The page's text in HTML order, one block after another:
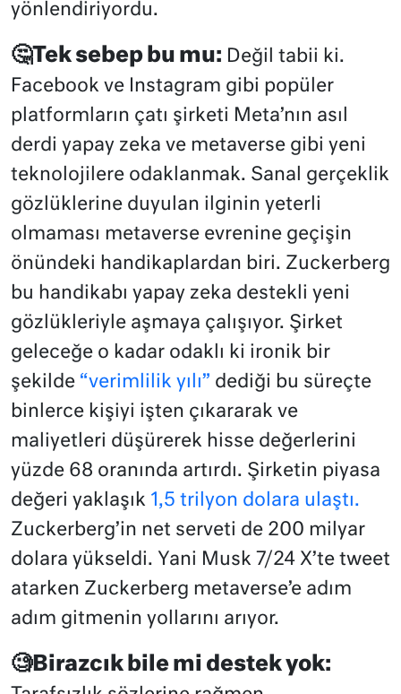
yönlendiriyordu.
🤔Tek sebep bu mu: Değil tabii ki.
Facebook ve Instagram gibi popüler
platformların çatı şirketi Meta’nın asıl
derdi yapay zeka ve metaverse gibi yeni
teknolojilere odaklanmak. Sanal gerçeklik
gözlüklerine duyulan ilginin yeterli
olmaması metaverse evrenine geçişin
önündeki handikaplardan biri. Zuckerberg
bu handikabı yapay zeka destekli yeni
gözlükleriyle aşmaya çalışıyor. Şirket
geleceğe o kadar odaklı ki ironik bir
şekilde “verimlilik yılı” dediği bu süreçte
binlerce kişiyi işten çıkararak ve
maliyetleri düşürerek hisse değerlerini
yüzde 68 oranında artırdı. Şirketin piyasa
değeri yaklaşık 1,5 trilyon dolara ulaştı.
Zuckerberg’in net serveti de 200 milyar
dolara yükseldi. Yani Musk 7/24 X’te tweet
atarken Zuckerberg metaverse’e adım
adım gitmenin yollarını arıyor.
🧐Birazcık bile mi destek yok: